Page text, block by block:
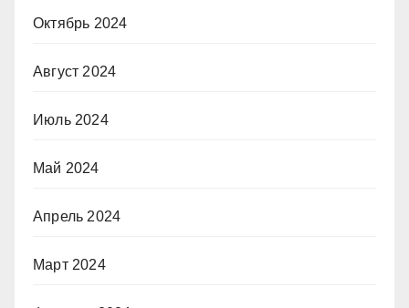
Октябрь 2024
Август 2024
Июль 2024
Май 2024
Апрель 2024
Март 2024